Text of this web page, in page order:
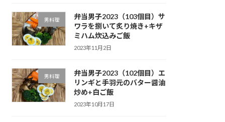
男料理
弁当男子2023（103個目）サ
ワラを捌いて炙り焼き+キザ
ミハム炊込みご飯
2023年11月2日
男料理
弁当男子2023（102個目）エ
リンギと手羽元のバター醤油
炒め+白ご飯
2023年10月17日